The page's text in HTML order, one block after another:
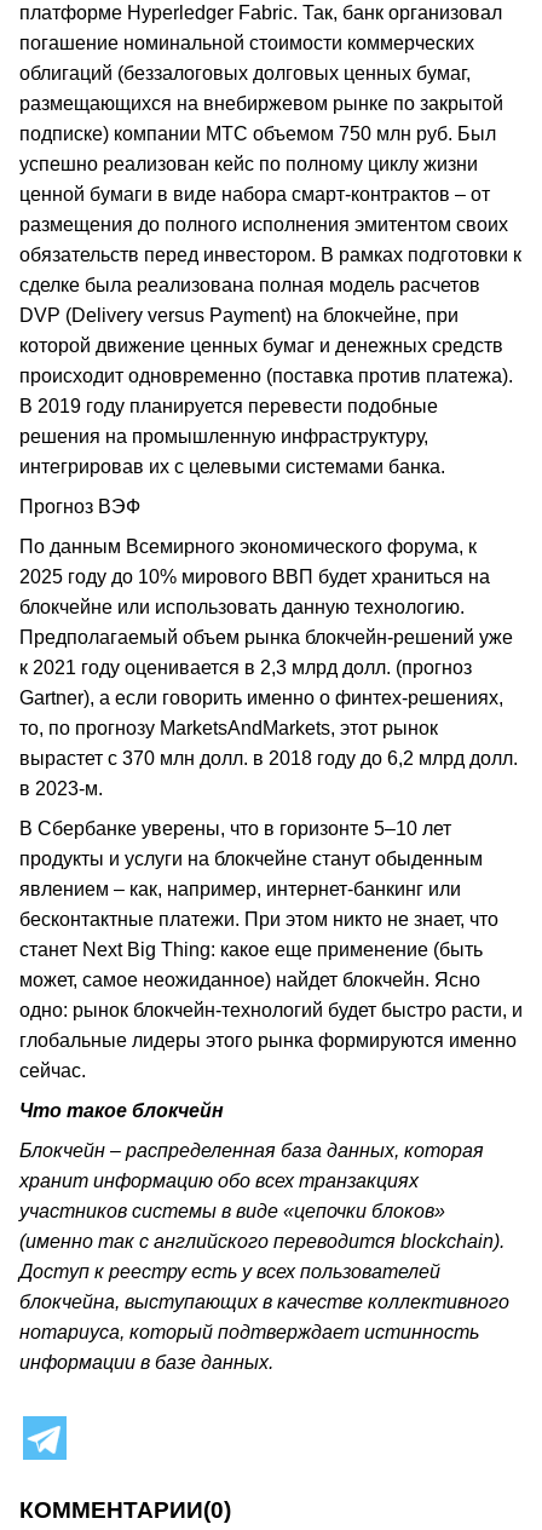
платформе Hyperledger Fabric. Так, банк организовал
погашение номинальной стоимости коммерческих
облигаций (беззалоговых долговых ценных бумаг,
размещающихся на внебиржевом рынке по закрытой
подписке) компании МТС объемом 750 млн руб. Был
успешно реализован кейс по полному циклу жизни
ценной бумаги в виде набора смарт-контрактов – от
размещения до полного исполнения эмитентом своих
обязательств перед инвестором. В рамках подготовки к
сделке была реализована полная модель расчетов
DVP (Delivery versus Payment) на блокчейне, при
которой движение ценных бумаг и денежных средств
происходит одновременно (поставка против платежа).
В 2019 году планируется перевести подобные
решения на промышленную инфраструктуру,
интегрировав их с целевыми системами банка.
Прогноз ВЭФ
По данным Всемирного экономического форума, к
2025 году до 10% мирового ВВП будет храниться на
блокчейне или использовать данную технологию.
Предполагаемый объем рынка блокчейн-решений уже
к 2021 году оценивается в 2,3 млрд долл. (прогноз
Gartner), а если говорить именно о финтех-решениях,
то, по прогнозу MarketsAndMarkets, этот рынок
вырастет с 370 млн долл. в 2018 году до 6,2 млрд долл.
в 2023-м.
В Сбербанке уверены, что в горизонте 5–10 лет
продукты и услуги на блокчейне станут обыденным
явлением – как, например, интернет-банкинг или
бесконтактные платежи. При этом никто не знает, что
станет Next Big Thing: какое еще применение (быть
может, самое неожиданное) найдет блокчейн. Ясно
одно: рынок блокчейн-технологий будет быстро расти, и
глобальные лидеры этого рынка формируются именно
сейчас.
Что такое блокчейн
Блокчейн – распределенная база данных, которая
хранит информацию обо всех транзакциях
участников системы в виде «цепочки блоков»
(именно так с английского переводится blockchain).
Доступ к реестру есть у всех пользователей
блокчейна, выступающих в качестве коллективного
нотариуса, который подтверждает истинность
информации в базе данных.
КОММЕНТАРИИ(0)